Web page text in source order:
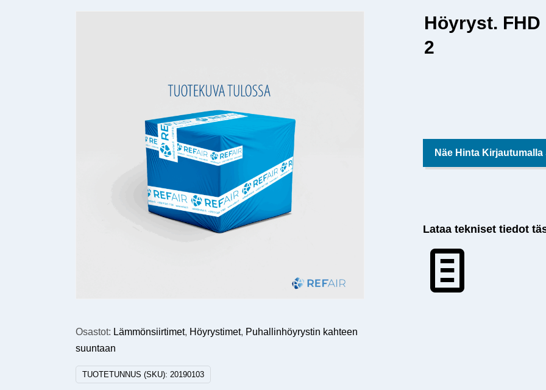
Osastot: Lämmönsiirtimet, Höyrystimet, Puhallinhöyrystin kahteen
suuntaan
TUOTETUNNUS (SKU):20190103
Höyryst. FHD
2
Näe Hinta Kirjautumalla
Lataa tekniset tiedot